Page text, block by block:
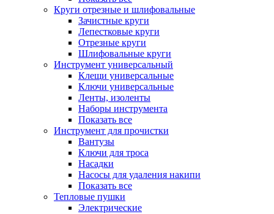
Круги отрезные и шлифовальные
Зачистные круги
Лепестковые круги
Отрезные круги
Шлифовальные круги
Инструмент универсальный
Клещи универсальные
Ключи универсальные
Ленты, изоленты
Наборы инструмента
Показать все
Инструмент для прочистки
Вантузы
Ключи для троса
Насадки
Насосы для удаления накипи
Показать все
Тепловые пушки
Электрические